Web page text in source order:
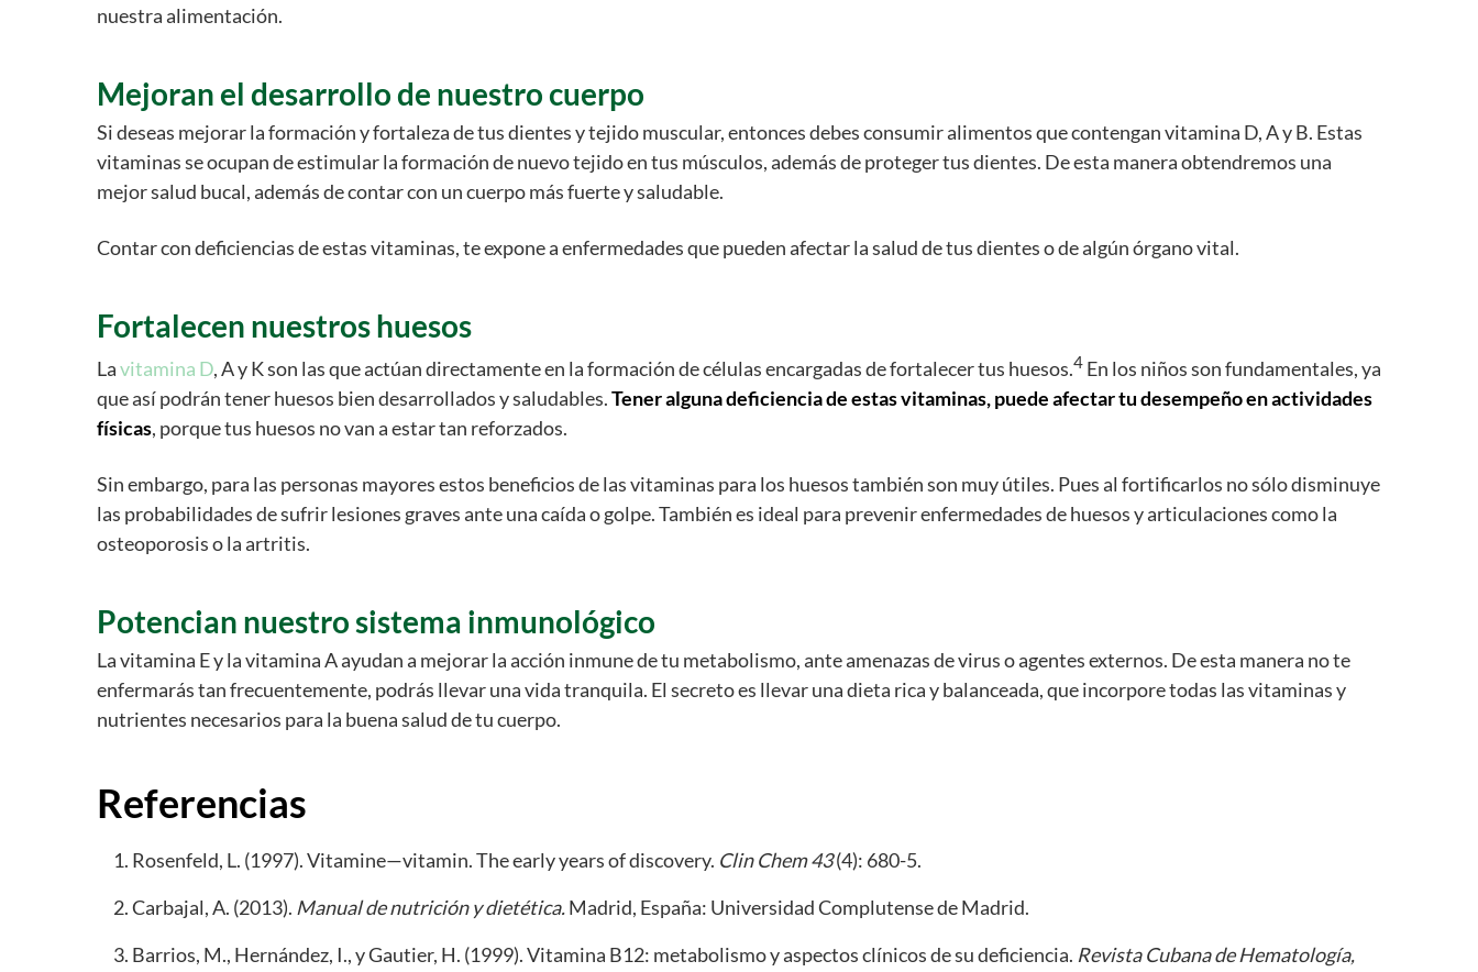
nuestra alimentación.
Mejoran el desarrollo de nuestro cuerpo
Si deseas mejorar la formación y fortaleza de tus dientes y tejido muscular, entonces debes consumir alimentos que contengan vitamina D, A y B. Estas
vitaminas se ocupan de estimular la formación de nuevo tejido en tus músculos, además de proteger tus dientes. De esta manera obtendremos una
mejor salud bucal, además de contar con un cuerpo más fuerte y saludable.
Contar con deficiencias de estas vitaminas, te expone a enfermedades que pueden afectar la salud de tus dientes o de algún órgano vital.
Fortalecen nuestros huesos
Lavitamina D, A y K son las que actúan directamente en la formación de células encargadas de fortalecer tus huesos.4 En los niños son fundamentales, ya
que así podrán tener huesos bien desarrollados y saludables.Tener alguna deficiencia de estas vitaminas, puede afectar tu desempeño en actividades
físicas, porque tus huesos no van a estar tan reforzados.
Sin embargo, para las personas mayores estos beneficios de las vitaminas para los huesos también son muy útiles. Pues al fortificarlos no sólo disminuye
las probabilidades de sufrir lesiones graves ante una caída o golpe. También es ideal para prevenir enfermedades de huesos y articulaciones como la
osteoporosis o la artritis.
Potencian nuestro sistema inmunológico
La vitamina E y la vitamina A ayudan a mejorar la acción inmune de tu metabolismo, ante amenazas de virus o agentes externos. De esta manera no te
enfermarás tan frecuentemente, podrás llevar una vida tranquila. El secreto es llevar una dieta rica y balanceada, que incorpore todas las vitaminas y
nutrientes necesarios para la buena salud de tu cuerpo.
Referencias
Rosenfeld, L. (1997). Vitamine—vitamin. The early years of discovery. Clin Chem 43(4): 680-5.
Carbajal, A. (2013). Manual de nutrición y dietética.Madrid, España: Universidad Complutense de Madrid.
Barrios, M., Hernández, I., y Gautier, H. (1999). Vitamina B12: metabolismo y aspectos clínicos de su deficiencia. Revista Cubana de Hematología,